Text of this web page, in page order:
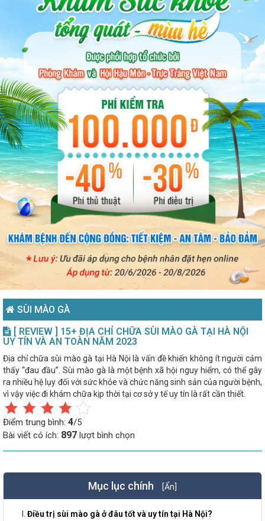
SÙI MÀO GÀ
[ REVIEW ] 15+ ĐỊA CHỈ CHỮA SÙI MÀO GÀ TẠI HÀ NỘI
UY TÍN VÀ AN TOÀN NĂM 2023
Địa chỉ chữa sùi mào gà tại Hà Nội là vấn đề khiến không ít người cảm
thấy “đau đầu”. Sùi mào gà là một bệnh xã hội nguy hiểm, có thể gây
ra nhiều hệ lụy đối với sức khỏe và chức năng sinh sản của người bệnh,
vì vậy việc đi khám chữa kịp thời tại cơ sở y tế uy tín là rất cần thiết.
Điểm trung bình: 4/5
Bài viết có ích: 897 lượt bình chọn
Mục lục chính [Ẩn]
Điều trị sùi mào gà ở đâu tốt và uy tín tại Hà Nội?